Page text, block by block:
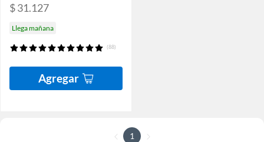
$ 31.127
Llega mañana
(88)
Agregar
1